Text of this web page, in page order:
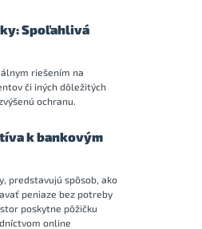
Spoľahlivá
riešením na
či iných dôležitých
ochranu.
k bankovým
predstavujú spôsob, ako
peniaze bez potreby
poskytne pôžičku
online